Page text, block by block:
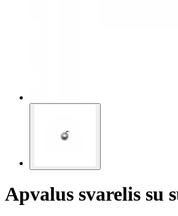
Apvalus svarelis su